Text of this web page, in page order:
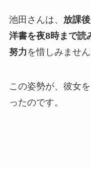
池田さんは、 放課
洋書を夜8時まで読
努力 を惜しみません
この姿勢が、彼女
ったのです。